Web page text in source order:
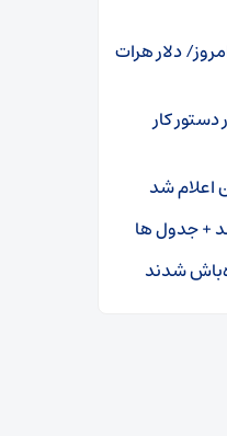
دلار هرات
کار
اعلام شد
شدند